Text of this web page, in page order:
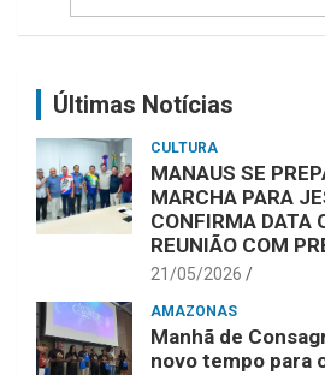
Últimas Notícias
CULTURA
MANAUS SE
MARCHA PARA
CONFIRMA DATA
REUNIÃO COM
21/05/2026
AMAZONAS
Manhã de
novo tempo para